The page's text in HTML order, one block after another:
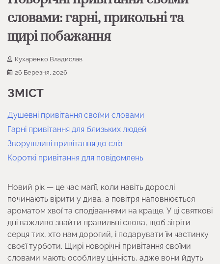
словами: гарні, прикольні та
щирі побажання
Кухаренко Владислав
26 Березня, 2026
ЗМІСТ
Душевні привітання своїми словами
Гарні привітання для близьких людей
Зворушливі привітання до сліз
Короткі привітання для повідомлень
Новий рік — це час магії, коли навіть дорослі
починають вірити у дива, а повітря наповнюється
ароматом хвої та сподіваннями на краще. У ці святкові
дні важливо знайти правильні слова, щоб зігріти
серця тих, хто нам дорогий, і подарувати їм частинку
своєї турботи. Щирі новорічні привітання своїми
словами мають особливу цінність, адже вони йдуть